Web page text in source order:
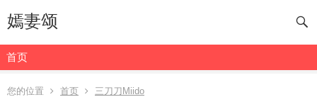
嫣妻颂
首页
您的位置 首页 三刀刀Miido